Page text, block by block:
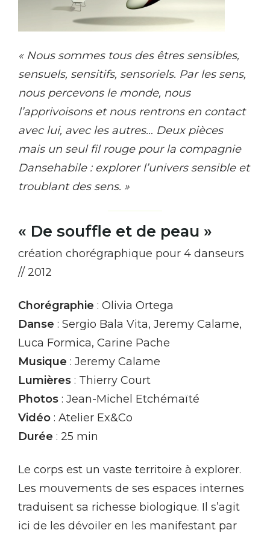
« Nous sommes tous des êtres sensibles,
sensuels, sensitifs, sensoriels. Par les sens,
nous percevons le monde, nous
l’apprivoisons et nous rentrons en contact
avec lui, avec les autres… Deux pièces
mais un seul fil rouge pour la compagnie
Dansehabile : explorer l’univers sensible et
troublant des sens. »
« De souffle et de peau »
création chorégraphique pour 4 danseurs
// 2012
Chorégraphie : Olivia Ortega
Danse : Sergio Bala Vita, Jeremy Calame,
Luca Formica, Carine Pache
Musique : Jeremy Calame
Lumières : Thierry Court
Photos : Jean-Michel Etchémaïté
Vidéo : Atelier Ex&Co
Durée : 25 min
Le corps est un vaste territoire à explorer.
Les mouvements de ses espaces internes
traduisent sa richesse biologique. Il s’agit
ici de les dévoiler en les manifestant par